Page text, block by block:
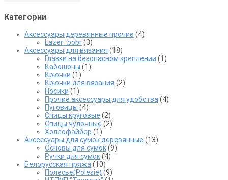
Категории
Аксессуары деревянные прочие (4)
Lazer_bobr(3)
Аксессуары для вязания (18)
Глазки на безопасном креплении (1)
Кабошоны (1)
Крючки (1)
Крючки для вязания (2)
Носики (1)
Прочие аксессуары для удобства (4)
Пуговицы (4)
Спицы круговые (2)
Спицы чулочные (2)
Холлофайбер (1)
Аксессуары для сумок деревянные (13)
Основы для сумок(9)
Ручки для сумок(4)
Белорусская пряжа (10)
Полесье(Polesie) (9)